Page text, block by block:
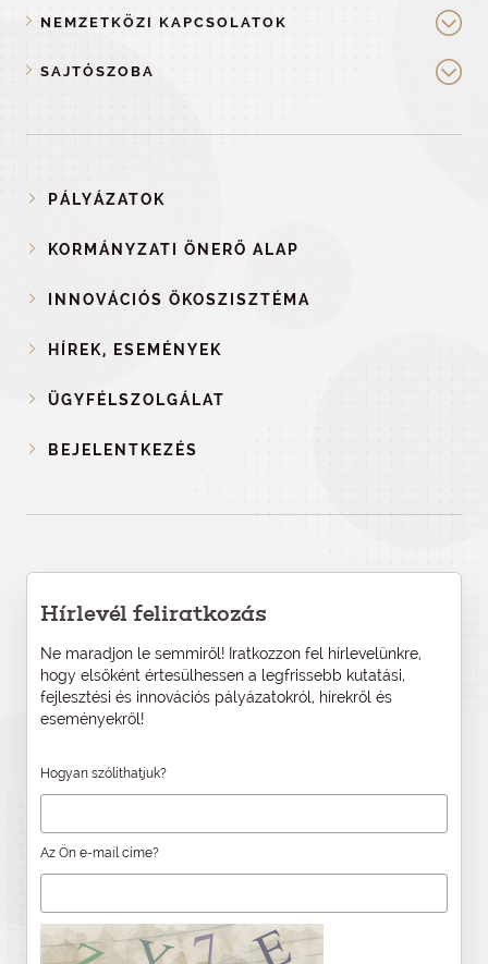
NEMZETKÖZI KAPCSOLATOK
SAJTÓSZOBA
PÁLYÁZATOK
KORMÁNYZATI ÖNERŐ ALAP
INNOVÁCIÓS ÖKOSZISZTÉMA
HÍREK, ESEMÉNYEK
ÜGYFÉLSZOLGÁLAT
BEJELENTKEZÉS
Hírlevél feliratkozás
Ne maradjon le semmiről! Iratkozzon fel hírlevelünkre,
hogy elsőként értesülhessen a legfrissebb kutatási,
fejlesztési és innovációs pályázatokról, hírekről és
eseményekről!
Hogyan szólíthatjuk?
Az Ön e-mail címe?